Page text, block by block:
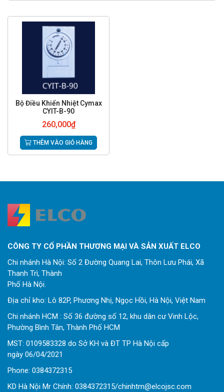
Bộ Điều Khiển Nhiệt Cymax
CYIT-B-90
260,000₫
THÊM VÀO GIỎ HÀNG
CÔNG TY CỔ PHẦN THƯƠNG MẠI VÀ SẢN XUẤT ELCO
Chi nhánh Hà Nội: Số 2 Đường Quang Lai, Thôn Lưu Phái, Xã
Thanh Trì, Thành
Phố Hà Nội.
Địa chỉ kho: Lô 82P, Phương Nhị, Ngọc Hồi, Hà Nội, Việt Nam
Chi nhánh HCM : Số 36 đường số 12, khu dân cư Vinh Lộc,
Phường Bình Tân, Thành Phố HCM
MST: 0109583328 do Sở KH và ĐT TP Hà Nội cấp
ngày 06/04/2021
Phone: 0384372315
KD Hà Nội Mr Chính: 0384372315/chinhtm@elcojsc.com